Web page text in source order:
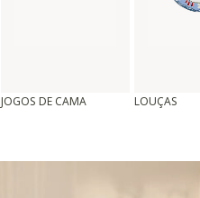
JOGOS DE CAMA LOUÇAS